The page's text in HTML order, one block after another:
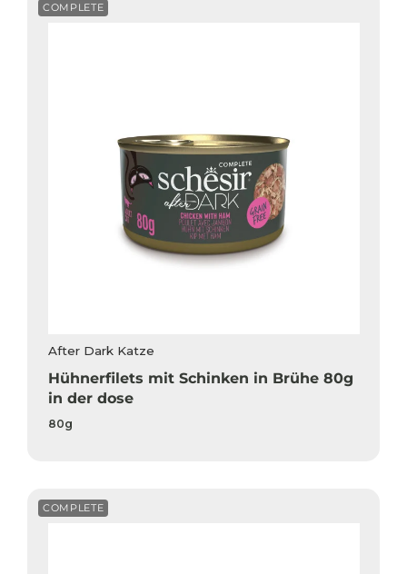
COMPLETE
After Dark Katze
Hühnerfilets mit Schinken in Brühe 80g
in der dose
80g
COMPLETE